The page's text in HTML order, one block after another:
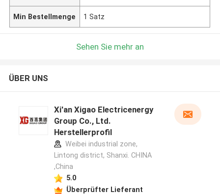
Min Bestellmenge 1 Satz
Sehen Sie mehr an
ÜBER UNS
Xi'an Xigao Electricenergy
Group Co., Ltd.
Herstellerprofil
Weibei industrial zone,
Lintong district, Shanxi. CHINA
,China
5.0
Überprüfter Lieferant